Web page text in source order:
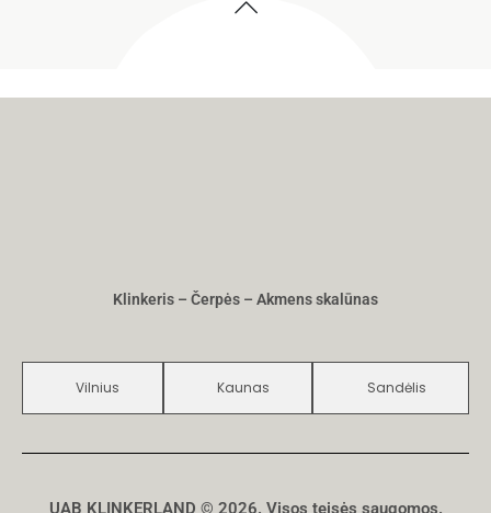
Klinkeris – Čerpės – Akmens skalūnas
Vilnius Kaunas Sandėlis
UAB KLINKERLAND © 2026. Visos teisės saugomos.